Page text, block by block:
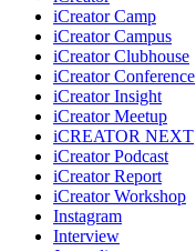
iCreator Camp
iCreator Campus
iCreator Clubhouse
iCreator Conference
iCreator Insight
iCreator Meetup
iCREATOR NEXT
iCreator Podcast
iCreator Report
iCreator Workshop
Instagram
Interview